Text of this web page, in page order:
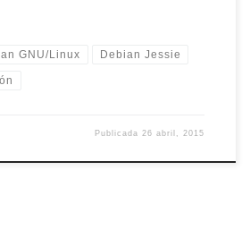
GNU/Linux Debian Jessie
Publicada 26 abril, 2015